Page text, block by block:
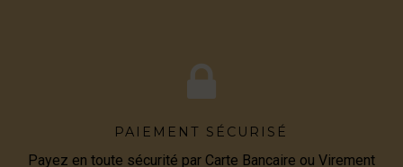
PAIEMENT SÉCURISÉ
Payez en toute sécurité par Carte Bancaire ou Virement